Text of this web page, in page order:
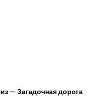
— Загадочная дорога